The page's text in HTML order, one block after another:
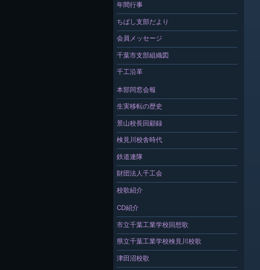
年間行事
ちばし支部だより
会員メッセージ
千葉市支部組織図
千工沿革
本部同窓会報
生実移転の歴史
景山校長回顧録
検見川校舎時代
鉄道連隊
財団法人千工会
校歌紹介
CD紹介
市立千葉工業学校回想歌
県立千葉工業学校検見川校歌
津田沼校歌